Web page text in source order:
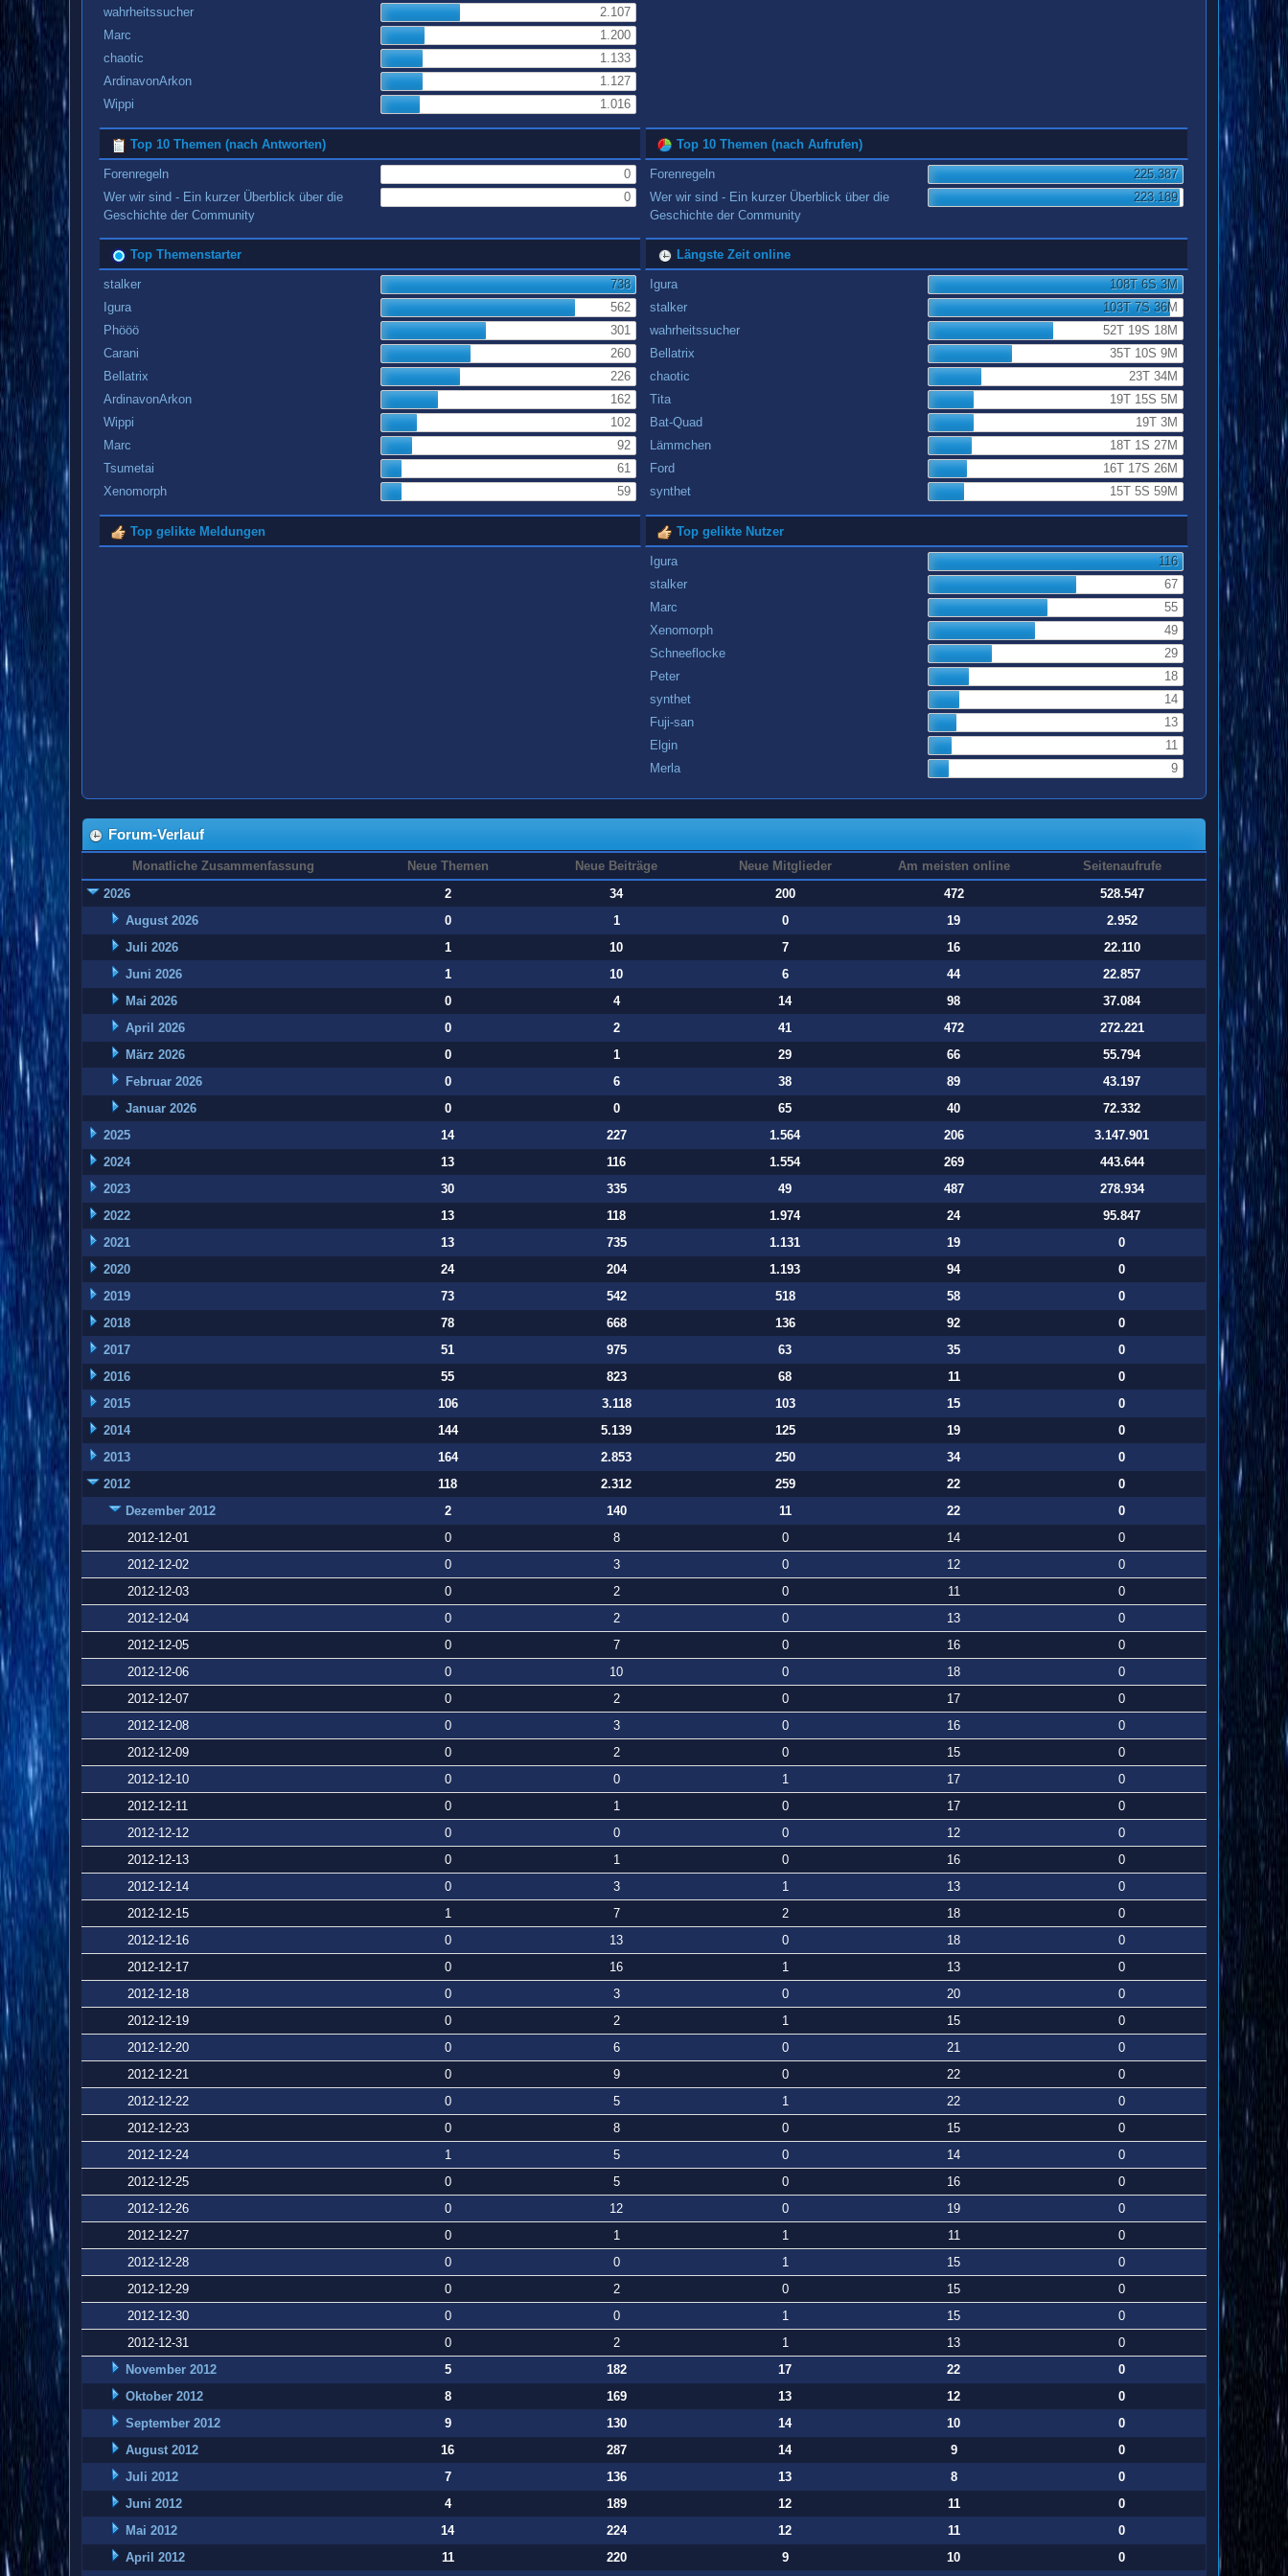
wahrheitssucher
2.107
Marc
1.200
chaotic
1.133
ArdinavonArkon
1.127
Wippi
1.016
Top 10 Themen (nach Antworten)
Forenregeln
0
Wer wir sind - Ein kurzer Überblick über die
Geschichte der Community
0
Top 10 Themen (nach Aufrufen)
Forenregeln
225.387
Wer wir sind - Ein kurzer Überblick über die
Geschichte der Community
223.189
Top Themenstarter
stalker
738
Igura
562
Phööö
301
Carani
260
Bellatrix
226
ArdinavonArkon
162
Wippi
102
Marc
92
Tsumetai
61
Xenomorph
59
Längste Zeit online
Igura
108T 6S 3M
stalker
103T 7S 36M
wahrheitssucher
52T 19S 18M
Bellatrix
35T 10S 9M
chaotic
23T 34M
Tita
19T 15S 5M
Bat-Quad
19T 3M
Lämmchen
18T 1S 27M
Ford
16T 17S 26M
synthet
15T 5S 59M
Top gelikte Meldungen Top gelikte Nutzer
Igura
116
stalker
67
Marc
55
Xenomorph
49
Schneeflocke
29
Peter
18
synthet
14
Fuji-san
13
Elgin
11
Merla
9
Forum-Verlauf
Monatliche Zusammenfassung Neue Themen Neue Beiträge Neue Mitglieder Am meisten online
Seitenaufrufe
2026
2 34 200 472
528.547
August 2026
0 1 0 19
2.952
Juli 2026
1 10 7 16
22.110
Juni 2026
1 10 6 44
22.857
Mai 2026
0 4 14 98
37.084
April 2026
0 2 41 472
272.221
März 2026
0 1 29 66
55.794
Februar 2026
0 6 38 89
43.197
Januar 2026
0 0 65 40
72.332
2025
14 227 1.564 206
3.147.901
2024
13 116 1.554 269
443.644
2023
30 335 49 487
278.934
2022
13 118 1.974 24
95.847
2021
13 735 1.131 19
0
2020
24 204 1.193 94
0
2019
73 542 518 58
0
2018
78 668 136 92
0
2017
51 975 63 35
0
2016
55 823 68 11
0
2015
106 3.118 103 15
0
2014
144 5.139 125 19
0
2013
164 2.853 250 34
0
2012
118 2.312 259 22
0
Dezember 2012
2 140 11 22
0
2012-12-01
0 8 0 14
0
2012-12-02
0 3 0 12
0
2012-12-03
0 2 0 11
0
2012-12-04
0 2 0 13
0
2012-12-05
0 7 0 16
0
2012-12-06
0 10 0 18
0
2012-12-07
0 2 0 17
0
2012-12-08
0 3 0 16
0
2012-12-09
0 2 0 15
0
2012-12-10
0 0 1 17
0
2012-12-11
0 1 0 17
0
2012-12-12
0 0 0 12
0
2012-12-13
0 1 0 16
0
2012-12-14
0 3 1 13
0
2012-12-15
1 7 2 18
0
2012-12-16
0 13 0 18
0
2012-12-17
0 16 1 13
0
2012-12-18
0 3 0 20
0
2012-12-19
0 2 1 15
0
2012-12-20
0 6 0 21
0
2012-12-21
0 9 0 22
0
2012-12-22
0 5 1 22
0
2012-12-23
0 8 0 15
0
2012-12-24
1 5 0 14
0
2012-12-25
0 5 0 16
0
2012-12-26
0 12 0 19
0
2012-12-27
0 1 1 11
0
2012-12-28
0 0 1 15
0
2012-12-29
0 2 0 15
0
2012-12-30
0 0 1 15
0
2012-12-31
0 2 1 13
0
November 2012
5 182 17 22
0
Oktober 2012
8 169 13 12
0
September 2012
9 130 14 10
0
August 2012
16 287 14 9
0
Juli 2012
7 136 13 8
0
Juni 2012
4 189 12 11
0
Mai 2012
14 224 12 11
0
April 2012
11 220 9 10 0